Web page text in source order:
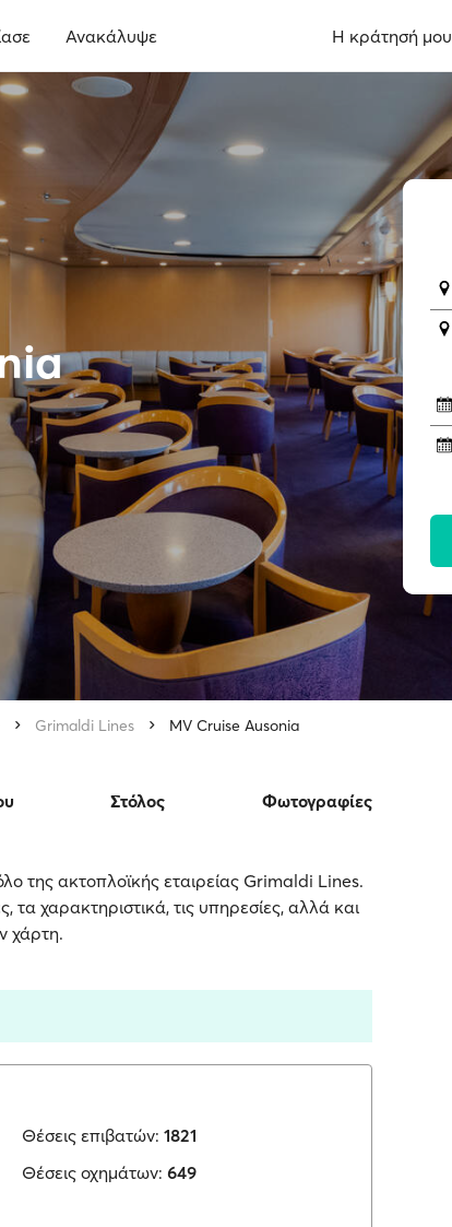
Ανακάλυψε Η κράτησή μου
Grimaldi Lines MV Cruise Ausonia
Στόλος Φωτογραφίες
της ακτοπλοϊκής εταιρείας Grimaldi Lines.
χαρακτηριστικά, τις υπηρεσίες, αλλά και
χάρτη.
Θέσεις επιβατών: 1821
Θέσεις οχημάτων: 649